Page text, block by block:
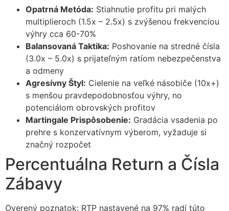
Opatrná Metóda: Stiahnutie profitu pri malých
multiplieroch (1.5x – 2.5x) s zvýšenou frekvenciou
výhry cca 60-70%
Balansovaná Taktika: Poshovanie na stredné čísla
(3.0x – 5.0x) s prijateľným ratíom nebezpečenstva
a odmeny
Agresívny Štyl: Cielenie na veľké násobіče (10x+)
s menšou pravdepodobnosťou výhry, no
potenciálom obrovských profitov
Martingale Prispôsobenie: Gradácia vsadenia po
prehre s konzervatívnym výberom, vyžaduje si
značný rozpočet
Percentuálna Return a Čísla
Zábаvy
Overený poznatok: RTP nastavené na 97% radí túto